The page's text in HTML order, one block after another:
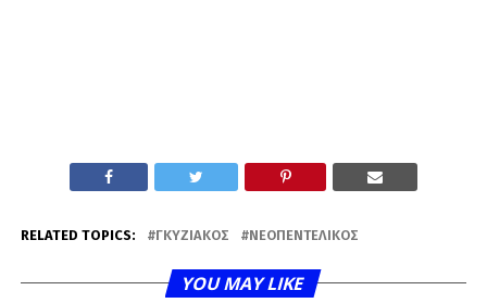
RELATED TOPICS: ΓΚΥΖΙΑΚΌΣ ΝΕΟΠΕΝΤΕΛΙΚΌΣ
YOU MAY LIKE